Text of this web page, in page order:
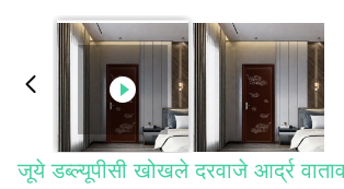
जूये डब्ल्यूपीसी खोखले दरवाजे आर्द्र